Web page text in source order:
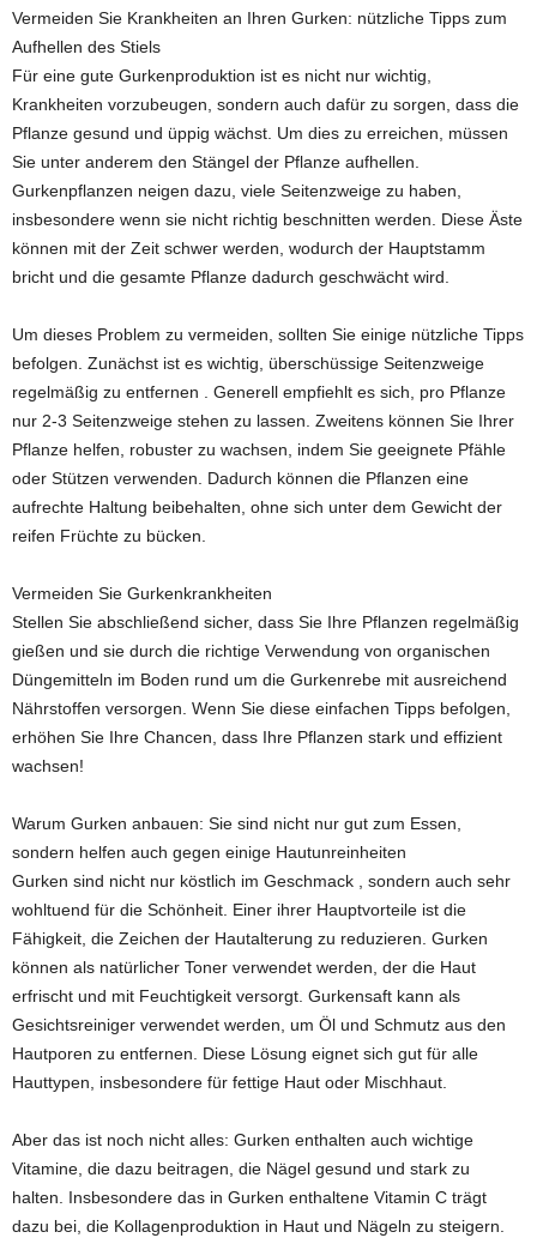
Vermeiden Sie Krankheiten an Ihren Gurken: nützliche Tipps zum
Aufhellen des Stiels
Für eine gute Gurkenproduktion ist es nicht nur wichtig,
Krankheiten vorzubeugen, sondern auch dafür zu sorgen, dass die
Pflanze gesund und üppig wächst. Um dies zu erreichen, müssen
Sie unter anderem den Stängel der Pflanze aufhellen.
Gurkenpflanzen neigen dazu, viele Seitenzweige zu haben,
insbesondere wenn sie nicht richtig beschnitten werden. Diese Äste
können mit der Zeit schwer werden, wodurch der Hauptstamm
bricht und die gesamte Pflanze dadurch geschwächt wird.
Um dieses Problem zu vermeiden, sollten Sie einige nützliche Tipps
befolgen. Zunächst ist es wichtig, überschüssige Seitenzweige
regelmäßig zu entfernen . Generell empfiehlt es sich, pro Pflanze
nur 2-3 Seitenzweige stehen zu lassen. Zweitens können Sie Ihrer
Pflanze helfen, robuster zu wachsen, indem Sie geeignete Pfähle
oder Stützen verwenden. Dadurch können die Pflanzen eine
aufrechte Haltung beibehalten, ohne sich unter dem Gewicht der
reifen Früchte zu bücken.
Vermeiden Sie Gurkenkrankheiten
Stellen Sie abschließend sicher, dass Sie Ihre Pflanzen regelmäßig
gießen und sie durch die richtige Verwendung von organischen
Düngemitteln im Boden rund um die Gurkenrebe mit ausreichend
Nährstoffen versorgen. Wenn Sie diese einfachen Tipps befolgen,
erhöhen Sie Ihre Chancen, dass Ihre Pflanzen stark und effizient
wachsen!
Warum Gurken anbauen: Sie sind nicht nur gut zum Essen,
sondern helfen auch gegen einige Hautunreinheiten
Gurken sind nicht nur köstlich im Geschmack , sondern auch sehr
wohltuend für die Schönheit. Einer ihrer Hauptvorteile ist die
Fähigkeit, die Zeichen der Hautalterung zu reduzieren. Gurken
können als natürlicher Toner verwendet werden, der die Haut
erfrischt und mit Feuchtigkeit versorgt. Gurkensaft kann als
Gesichtsreiniger verwendet werden, um Öl und Schmutz aus den
Hautporen zu entfernen. Diese Lösung eignet sich gut für alle
Hauttypen, insbesondere für fettige Haut oder Mischhaut.
Aber das ist noch nicht alles: Gurken enthalten auch wichtige
Vitamine, die dazu beitragen, die Nägel gesund und stark zu
halten. Insbesondere das in Gurken enthaltene Vitamin C trägt
dazu bei, die Kollagenproduktion in Haut und Nägeln zu steigern.